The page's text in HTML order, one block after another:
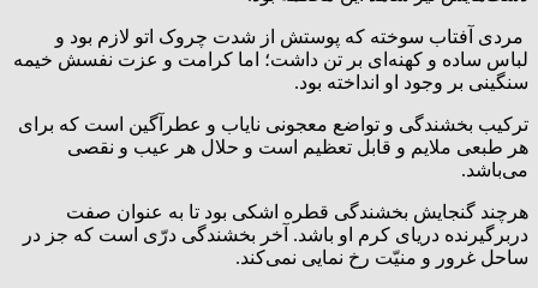
مردی آفتاب سوخته که پوستش از شدت چروک اتو لازم بود و
لباس ساده و کهنه‌ای بر تن داشت‌؛ اما کرامت و عزت نفسش خیمه
سنگینی بر وجود او انداخته بود.
ترکیب بخشندگی و تواضع معجونی نایاب و عطرآگین است که برای
هر طبعی ملایم و قابل تعظیم است و حلال هر عیب و نقصی
می‌باشد.
هرچند گنجایش بخشندگی قطره اشکی بود تا به عنوان صفت
دربرگیرنده دریای کرم او باشد. آخر بخشندگی درّی است که جز در
ساحل غرور و منیّت رخ نمایی نمی‌کند.